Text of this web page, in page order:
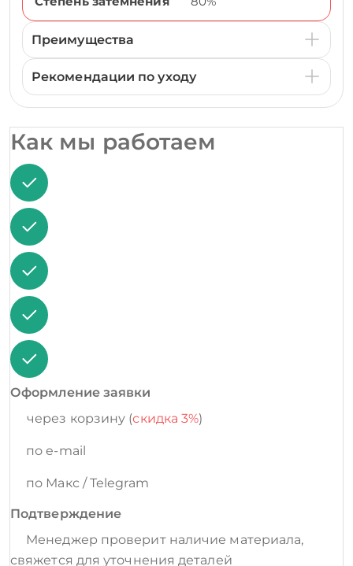
Преимущества
Рекомендации по уходу
Как мы работаем
Оформление заявки
через корзину (скидка 3%)
по e-mail
по Макс / Telegram
Подтверждение
Менеджер проверит наличие материала,
свяжется для уточнения деталей